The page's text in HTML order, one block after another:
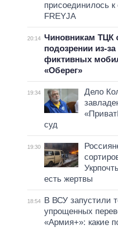
присоединилось
FREYJA
20:14
Чиновникам ТЦК
подозрении из-
фиктивных
«Оберег»
19:34
Дело
суд
19:30
есть жертвы
18:54
В ВСУ запустили
упрощенных
«Армия+»: какие